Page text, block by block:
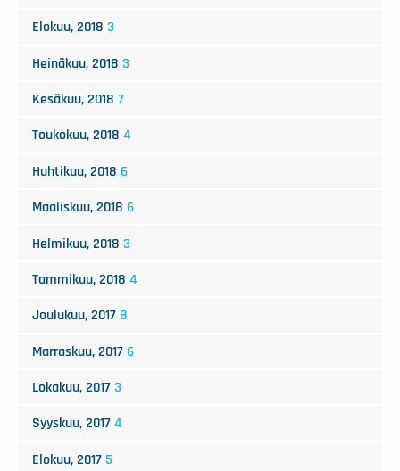
Elokuu, 2018 3
Heinäkuu, 2018 3
Kesäkuu, 2018 7
Toukokuu, 2018 4
Huhtikuu, 2018 6
Maaliskuu, 2018 6
Helmikuu, 2018 3
Tammikuu, 2018 4
Joulukuu, 2017 8
Marraskuu, 2017 6
Lokakuu, 2017 3
Syyskuu, 2017 4
Elokuu, 2017 5